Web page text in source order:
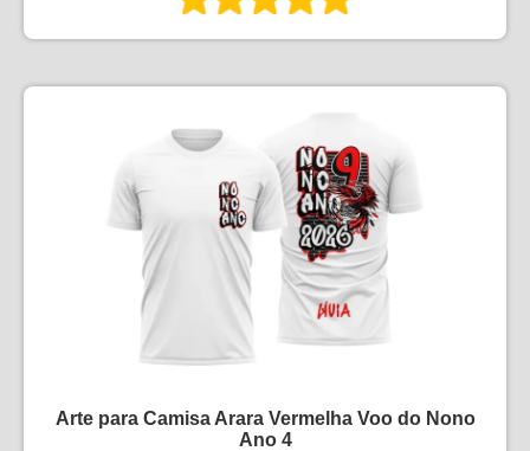
Arte para Camisa Arara Vermelha Voo do Nono
Ano 4